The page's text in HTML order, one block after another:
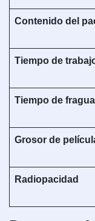
Contenido del
Tiempo de
Tiempo de
Grosor de
Radiopacidad